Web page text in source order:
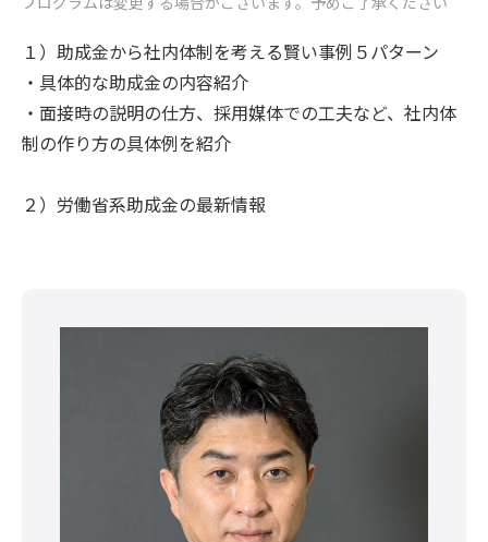
１）助成金から社内体制を考える賢い事例５パターン
・具体的な助成金の内容紹介
・面接時の説明の仕方、採用媒体での工夫など、社内体
制の作り方の具体例を紹介
２）労働省系助成金の最新情報